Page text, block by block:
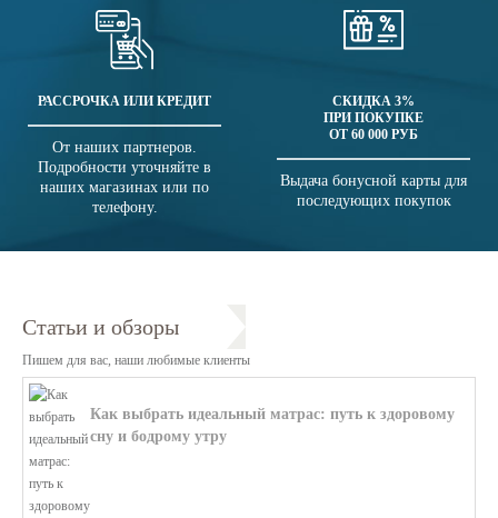
РАССРОЧКА ИЛИ КРЕДИТ
От наших партнеров.
Подробности уточняйте в
наших магазинах или по
телефону.
СКИДКА 3%
ПРИ ПОКУПКЕ
ОТ 60 000 РУБ
Выдача бонусной карты для
последующих покупок
Статьи и обзоры
Пишем для вас, наши любимые клиенты
Как выбрать идеальный матрас: путь к здоровому
сну и бодрому утру